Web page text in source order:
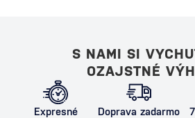
S NAMI SI
OZAJSTNÉ
Expresné
Doprava zadarmo